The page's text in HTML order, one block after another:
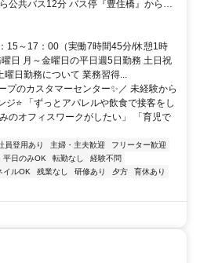
公共バス12分 バス停『豊住橋』から徒
15～17：00（実働7時間45分/休憩1時
日 月～金曜日の平日週5日勤務 土日祝
日勤務について 業務習得...
プのカスタマーセンター✨／ 未経験から
⭐ 「ずっとアパレルや飲食で接客をし
のオフィスワークがしたい」 「育児で
員登用あり 主婦・主夫歓迎
フリーター歓迎
平日のみOK 転勤なし
経験不問
イルOK 残業なし 研修あり 夕方
育休あり